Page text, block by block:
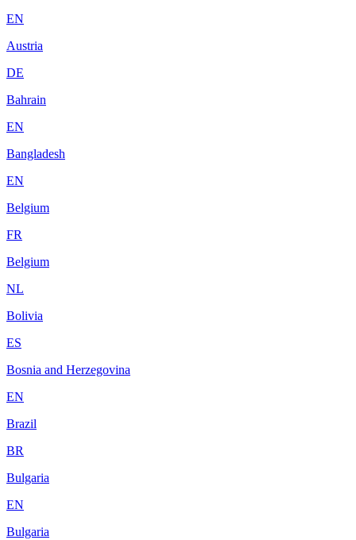
EN
Austria
DE
Bahrain
EN
Bangladesh
EN
Belgium
FR
Belgium
NL
Bolivia
ES
Bosnia and Herzegovina
EN
Brazil
BR
Bulgaria
EN
Bulgaria